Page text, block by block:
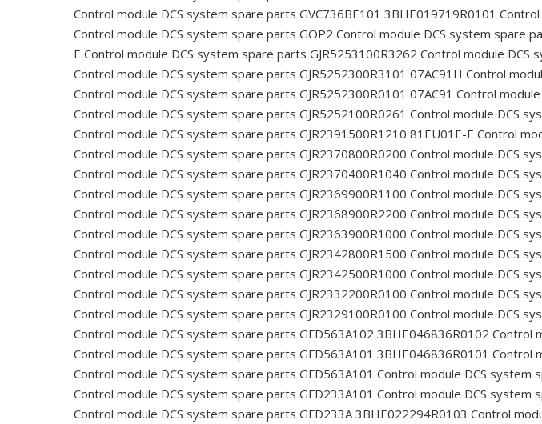
Control module DCS system spare parts GVC736BE101 3BHE019719R0101
Control module DCS system spare parts GOP2 Control module DCS system spare
E Control module DCS system spare parts GJR5253100R3262 Control module DCS
Control module DCS system spare parts GJR5252300R3101 07AC91H Control
Control module DCS system spare parts GJR5252300R0101 07AC91 Control
Control module DCS system spare parts GJR5252100R0261 Control module DCS
Control module DCS system spare parts GJR2391500R1210 81EU01E-E Control
Control module DCS system spare parts GJR2370800R0200 Control module DCS
Control module DCS system spare parts GJR2370400R1040 Control module DCS
Control module DCS system spare parts GJR2369900R1100 Control module DCS
Control module DCS system spare parts GJR2368900R2200 Control module DCS
Control module DCS system spare parts GJR2363900R1000 Control module DCS
Control module DCS system spare parts GJR2342800R1500 Control module DCS
Control module DCS system spare parts GJR2342500R1000 Control module DCS
Control module DCS system spare parts GJR2332200R0100 Control module DCS
Control module DCS system spare parts GJR2329100R0100 Control module DCS
Control module DCS system spare parts GFD563A102 3BHE046836R0102 Control
Control module DCS system spare parts GFD563A101 3BHE046836R0101 Control
Control module DCS system spare parts GFD563A101 Control module DCS system
Control module DCS system spare parts GFD233A101 Control module DCS system
Control module DCS system spare parts GFD233A 3BHE022294R0103 Control